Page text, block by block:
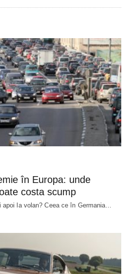
în Europa: unde
costa scump
apoi la volan? Ceea ce în Germania…